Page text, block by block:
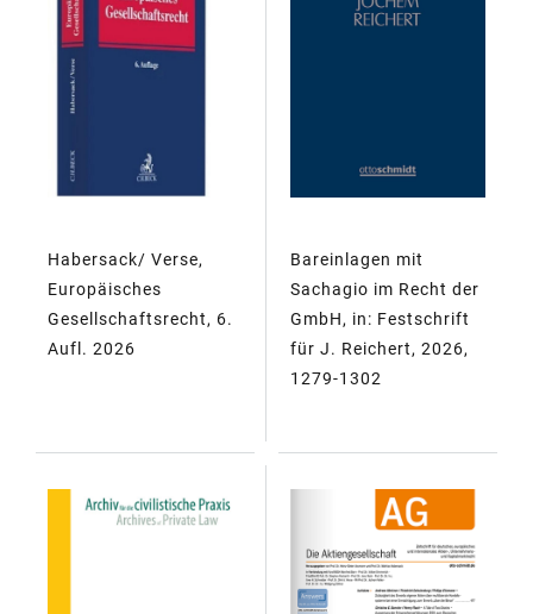
Habersack/ Verse,
Europäisches
Gesellschaftsrecht, 6.
Aufl. 2026
Bareinlagen mit
Sachagio im Recht der
GmbH, in: Festschrift
für J. Reichert, 2026,
1279-1302